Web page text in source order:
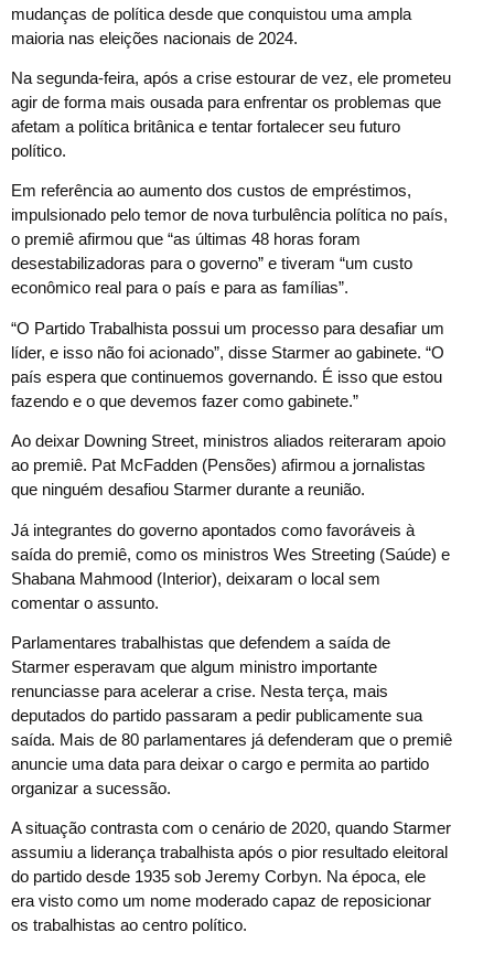
mudanças de política desde que conquistou uma ampla
maioria nas eleições nacionais de 2024.
Na segunda-feira, após a crise estourar de vez, ele prometeu
agir de forma mais ousada para enfrentar os problemas que
afetam a política britânica e tentar fortalecer seu futuro
político.
Em referência ao aumento dos custos de empréstimos,
impulsionado pelo temor de nova turbulência política no país,
o premiê afirmou que “as últimas 48 horas foram
desestabilizadoras para o governo” e tiveram “um custo
econômico real para o país e para as famílias”.
“O Partido Trabalhista possui um processo para desafiar um
líder, e isso não foi acionado”, disse Starmer ao gabinete. “O
país espera que continuemos governando. É isso que estou
fazendo e o que devemos fazer como gabinete.”
Ao deixar Downing Street, ministros aliados reiteraram apoio
ao premiê. Pat McFadden (Pensões) afirmou a jornalistas
que ninguém desafiou Starmer durante a reunião.
Já integrantes do governo apontados como favoráveis à
saída do premiê, como os ministros Wes Streeting (Saúde) e
Shabana Mahmood (Interior), deixaram o local sem
comentar o assunto.
Parlamentares trabalhistas que defendem a saída de
Starmer esperavam que algum ministro importante
renunciasse para acelerar a crise. Nesta terça, mais
deputados do partido passaram a pedir publicamente sua
saída. Mais de 80 parlamentares já defenderam que o premiê
anuncie uma data para deixar o cargo e permita ao partido
organizar a sucessão.
A situação contrasta com o cenário de 2020, quando Starmer
assumiu a liderança trabalhista após o pior resultado eleitoral
do partido desde 1935 sob Jeremy Corbyn. Na época, ele
era visto como um nome moderado capaz de reposicionar
os trabalhistas ao centro político.